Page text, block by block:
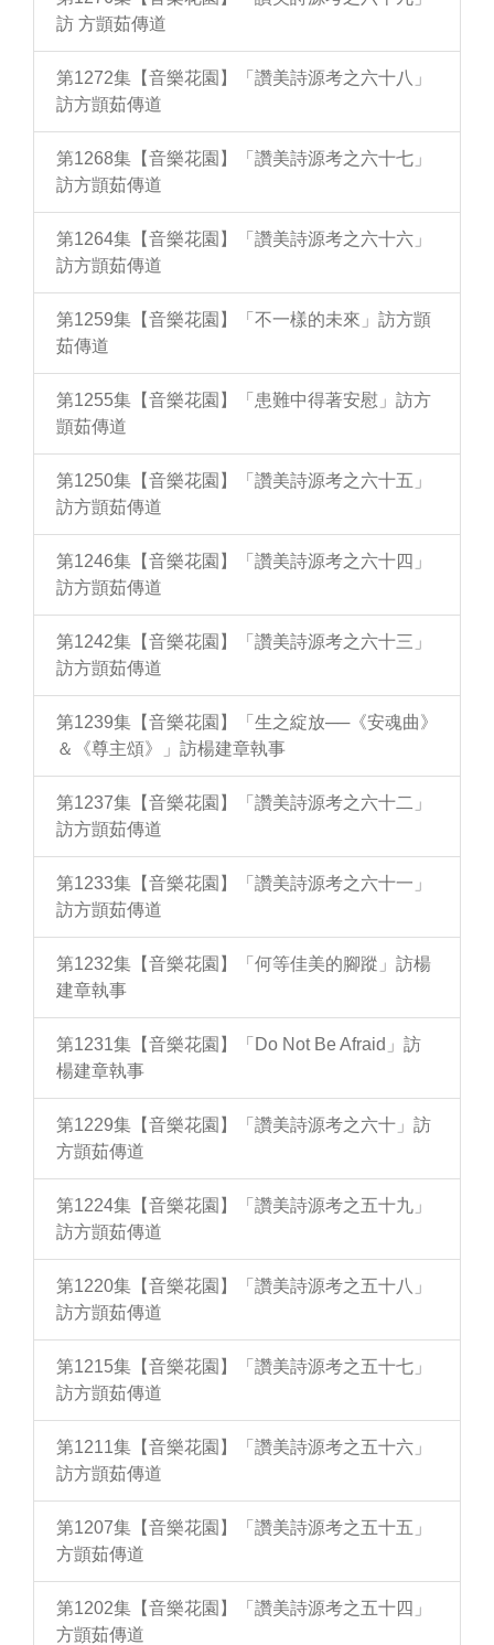
訪 方顗茹傳道
第1272集【音樂花園】「讚美詩源考之六十八」
訪方顗茹傳道
第1268集【音樂花園】「讚美詩源考之六十七」
訪方顗茹傳道
第1264集【音樂花園】「讚美詩源考之六十六」
訪方顗茹傳道
第1259集【音樂花園】「不一樣的未來」訪方顗
茹傳道
第1255集【音樂花園】「患難中得著安慰」訪方
顗茹傳道
第1250集【音樂花園】「讚美詩源考之六十五」
訪方顗茹傳道
第1246集【音樂花園】「讚美詩源考之六十四」
訪方顗茹傳道
第1242集【音樂花園】「讚美詩源考之六十三」
訪方顗茹傳道
第1239集【音樂花園】「生之綻放──《安魂曲》
＆《尊主頌》」訪楊建章執事
第1237集【音樂花園】「讚美詩源考之六十二」
訪方顗茹傳道
第1233集【音樂花園】「讚美詩源考之六十一」
訪方顗茹傳道
第1232集【音樂花園】「何等佳美的腳蹤」訪楊
建章執事
第1231集【音樂花園】「Do Not Be Afraid」訪
楊建章執事
第1229集【音樂花園】「讚美詩源考之六十」訪
方顗茹傳道
第1224集【音樂花園】「讚美詩源考之五十九」
訪方顗茹傳道
第1220集【音樂花園】「讚美詩源考之五十八」
訪方顗茹傳道
第1215集【音樂花園】「讚美詩源考之五十七」
訪方顗茹傳道
第1211集【音樂花園】「讚美詩源考之五十六」
訪方顗茹傳道
第1207集【音樂花園】「讚美詩源考之五十五」
方顗茹傳道
第1202集【音樂花園】「讚美詩源考之五十四」
方顗茹傳道